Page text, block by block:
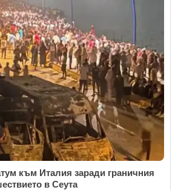
към Италия заради граничния
в Сеута